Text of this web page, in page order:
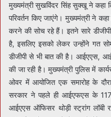
मुख्यमंत्री सुखविंदर सिंह सुक्खू ने कहा
परिवर्तन किए जाएंगे। मुख्यमंत्री ने
करने की सोच रहे हैं। इतने सारे
है, इसलिए इसको लेकर उन्होंने गत
डीजीपी से भी बात की है। आईएएस,
की जा रही है। मुख्यमंत्री पुलिस में
ओवर में आयोजित एक समारोह के
सरकार ने पहले ही आईएफएस के
आईएएस ऑफिसर थोड़ी स्ट्रांग